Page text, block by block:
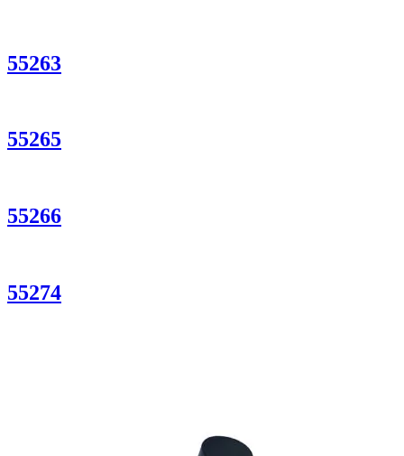
55263
55265
55266
55274